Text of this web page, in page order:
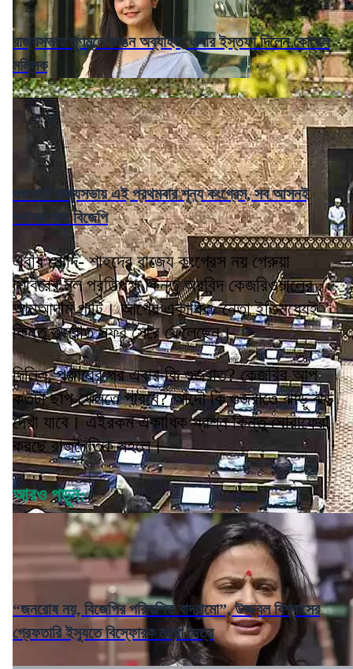
রাজ্যসভায় তৃণমূলে ভাঙন অব্যাহত, এবার ইস্তফা দিলেন কোয়েল
মল্লিক
গুজরাটে রাজ্যসভায় এই প্রথমবার শূন্য কংগ্রেস, সব আসনই
দখলের পথে বিজেপি
এবার মোদি- শাহদের রাজ্যে কংগ্রেস নয় গেরুয়া
শিবিরের মূল প্রতিপক্ষ কিন্তু অরবিন্দ কেজরিওয়ালের
আমআদমি পার্টি। আপের একাধিক নেতা ইতিমধ্যেই
কিন্তু গুজরাত সফর সেরে ফেলেছেন।
দিল্লি, পঞ্জাবের পর এবার কি গুজরাত? কেজরির আপ
কতটা ছাপ ফেলতে পারবে? আদৌ কি গুজরাতে ঝাড়ু ঝড়
দেখা যাবে। এইরকম একাধিক প্রশ্ন কিন্তু ঘোরাফেরা
করছে রাজনৈতিক মহলে।
আরও পড়ুন:
“জনরোষ নয়, বিজেপির পরিকল্পিত বাদরামো”, উজ্জ্বল বিশ্বাসের
গ্রেফতারি ইস্যুতে বিস্ফোরক মহুয়া মৈত্র